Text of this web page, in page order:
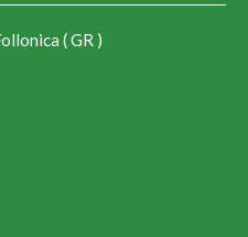
( GR )